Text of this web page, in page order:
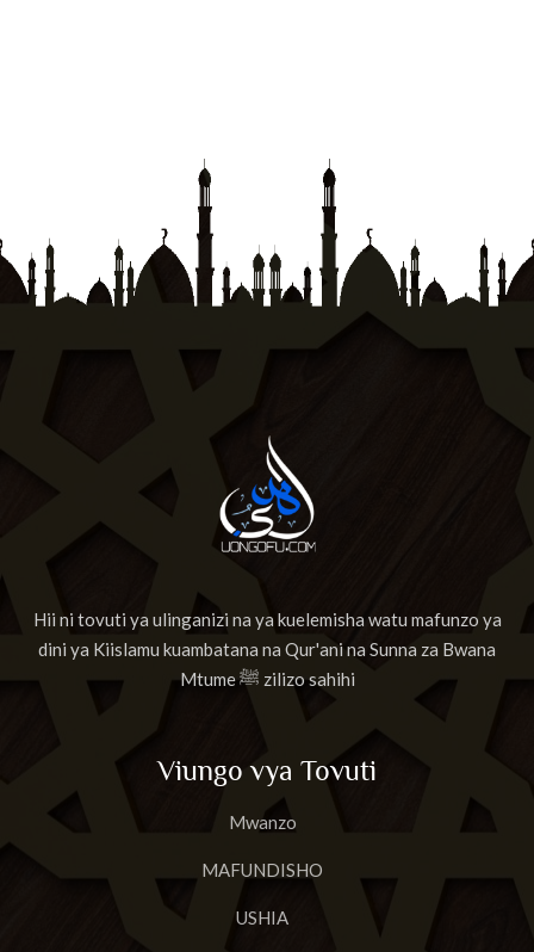
Hii ni tovuti ya ulinganizi na ya kuelemisha watu mafunzo ya
dini ya Kiislamu kuambatana na Qur'ani na Sunna za Bwana
Mtume ﷺ zilizo sahihi
Viungo vya Tovuti
Mwanzo
MAFUNDISHO
USHIA